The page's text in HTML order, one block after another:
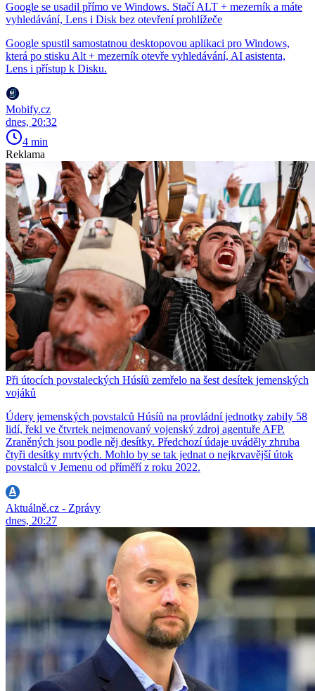
Google se usadil přímo ve Windows. Stačí ALT + mezerník a máte
vyhledávání, Lens i Disk bez otevření prohlížeče
Google spustil samostatnou desktopovou aplikaci pro Windows,
která po stisku Alt + mezerník otevře vyhledávání, AI asistenta,
Lens i přístup k Disku.
Mobify.cz
dnes, 20:32
4 min
Reklama
Při útocích povstaleckých Húsíů zemřelo na šest desítek jemenských
vojáků
Údery jemenských povstalců Húsíů na provládní jednotky zabily 58
lidí, řekl ve čtvrtek nejmenovaný vojenský zdroj agentuře AFP.
Zraněných jsou podle něj desítky. Předchozí údaje uváděly zhruba
čtyři desítky mrtvých. Mohlo by se tak jednat o nejkrvavější útok
povstalců v Jemenu od příměří z roku 2022.
Aktuálně.cz - Zprávy
dnes, 20:27